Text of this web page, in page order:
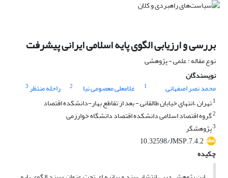
بررسی و ارزیابی الگوی پایه اسلامی ایرانی پیشرفت
نوع مقاله : علمی - پژوهشی
نویسندگان
محمد نصر اصفهانی
1 غلامعلی معصومی نیا 2 راحله منتظر3
1تهران ،انتهای خیابان طالقانی - بعد از تقاطع بهار-دانشکده اقتصاد
2گروه اقتصاد اسلامی دانشکده اقتصاد دانشگاه خوارزمی
3پژوهشگر
10.32598/JMSP.7.4.2
چکیده